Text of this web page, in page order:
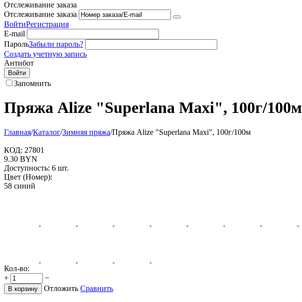
Отслеживание заказа
Отслеживание заказа
ВойтиРегистрация
E-mail
ПарольЗабыли пароль?
Создать учетную запись
Антибот
Войти
Запомнить
Пряжа Alize "Superlana Maxi", 100г/100м
Главная/Каталог/Зимняя пряжа/Пряжа Alize "Superlana Maxi", 100г/100м
КОД: 27801
9.30 BYN
Доступность: 6 шт.
Цвет (Номер):
58 синий
Кол-во:
+
−
В корзину Отложить Сравнить